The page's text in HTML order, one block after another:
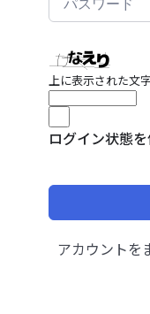
上に表示された文
ログイン状態
アカウントを